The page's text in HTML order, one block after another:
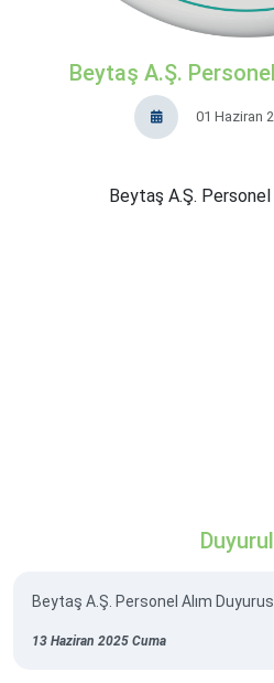
Beytaş A.Ş.
01 Haziran
Beytaş A.Ş. Personel
Beytaş A.Ş. Personel Alım
13 Haziran 2025 Cuma